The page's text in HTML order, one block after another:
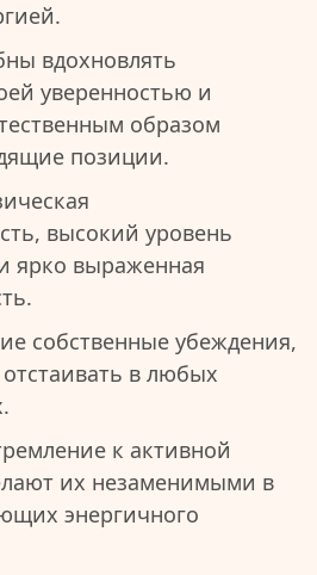
вдохновлять
уверенностью и
образом
позиции.
высокий уровень
ярко выраженная
собственные убеждения,
в любых
к активной
их незаменимыми в
энергичного